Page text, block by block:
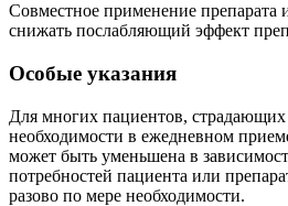
Совместное применение препарата
снижать послабляющий эффект
Особые указания
Для многих пациентов, страдающих
необходимости в ежедневном
может быть уменьшена в
потребностей пациента или
разово по мере необходимости.